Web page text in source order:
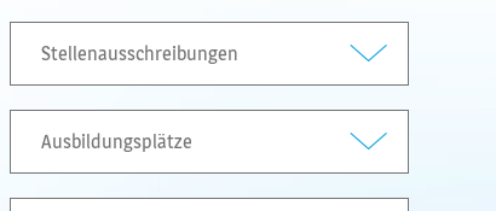
Stellenausschreibungen
Ausbildungsplätze